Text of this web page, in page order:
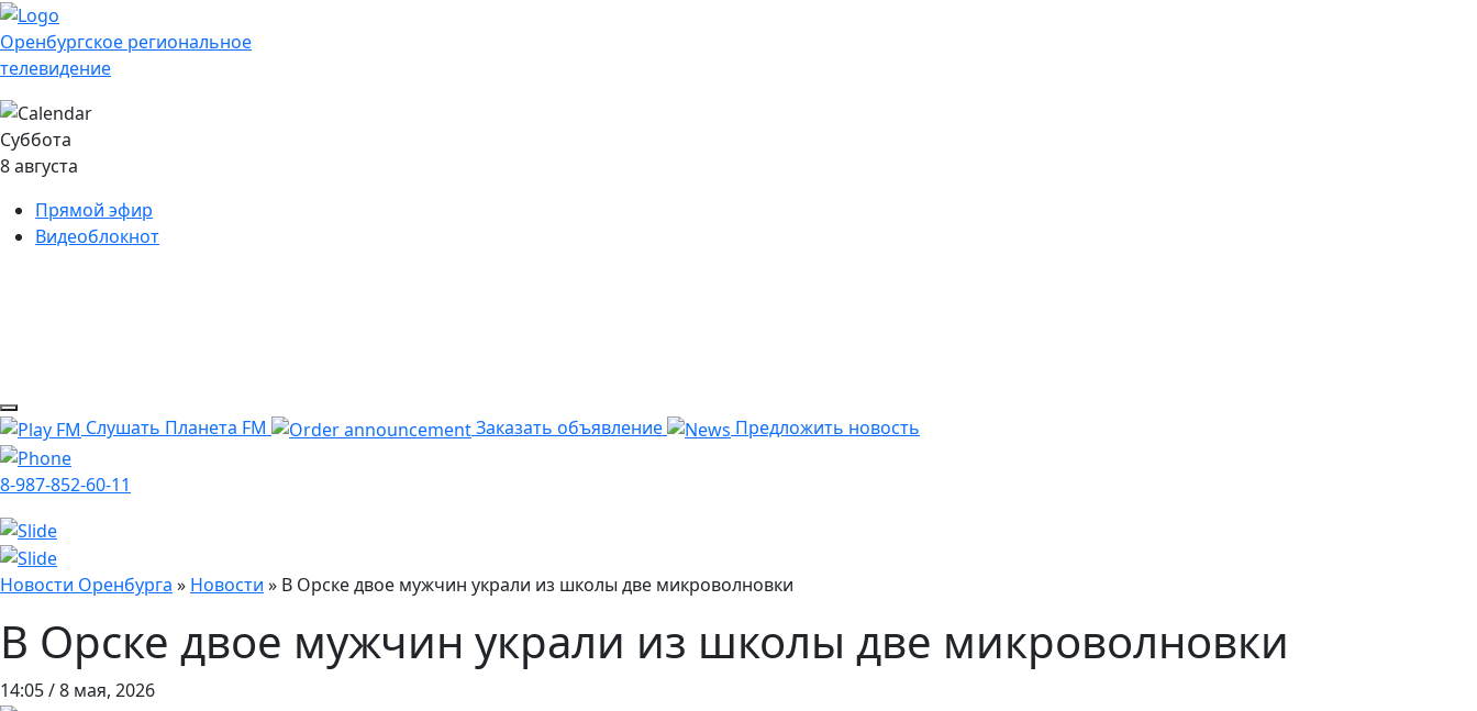
Оренбургское региональное
телевидение
Суббота
8 августа
Прямой эфир
Видеоблокнот
Слушать Планета FM Заказать объявление Предложить новость
8-987-852-60-11
Новости Оренбурга » Новости » В Орске двое мужчин украли из школы две микроволновки
В Орске двое мужчин украли из школы две микроволновки
14:05 / 8 мая, 2026